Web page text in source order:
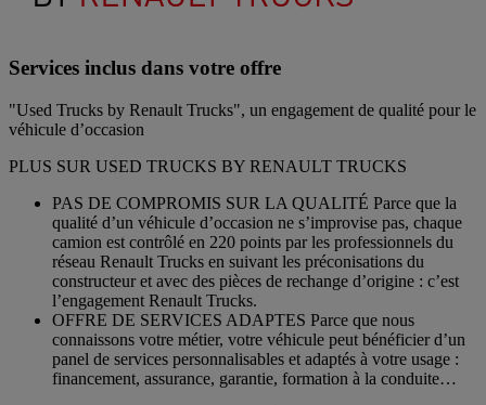
Services inclus dans votre offre
"Used Trucks by Renault Trucks", un engagement de qualité pour le
véhicule d’occasion
PLUS SUR USED TRUCKS BY RENAULT TRUCKS
PAS DE COMPROMIS SUR LA QUALITÉ Parce que la
qualité d’un véhicule d’occasion ne s’improvise pas, chaque
camion est contrôlé en 220 points par les professionnels du
réseau Renault Trucks en suivant les préconisations du
constructeur et avec des pièces de rechange d’origine : c’est
l’engagement Renault Trucks.
OFFRE DE SERVICES ADAPTES Parce que nous
connaissons votre métier, votre véhicule peut bénéficier d’un
panel de services personnalisables et adaptés à votre usage :
financement, assurance, garantie, formation à la conduite…